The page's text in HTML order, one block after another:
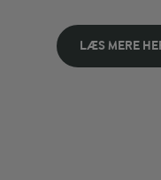
LÆS MERE